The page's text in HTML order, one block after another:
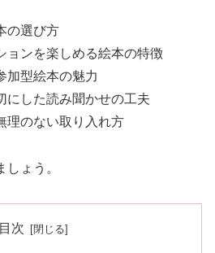
の選び方
ョンを楽しめる絵本の特徴
加型絵本の魅力
にした読み聞かせの工夫
理のない取り入れ方
ょう。
目次